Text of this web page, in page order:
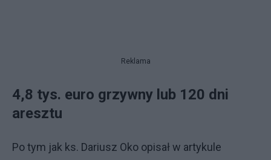
Reklama
4,8 tys. euro grzywny lub 120 dni
aresztu
Po tym jak ks. Dariusz Oko opisał w artykule